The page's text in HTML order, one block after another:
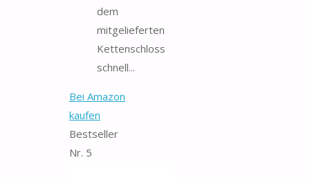
dem
mitgelieferten
Kettenschloss
schnell...
Bei Amazon
kaufen
Bestseller
Nr. 5